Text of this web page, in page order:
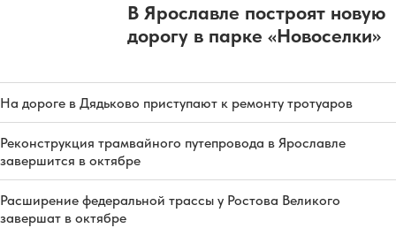
В Ярославле построят новую
дорогу в парке «Новоселки»
На дороге в Дядьково приступают к ремонту тротуаров
Реконструкция трамвайного путепровода в Ярославле
завершится в октябре
Расширение федеральной трассы у Ростова Великого
завершат в октябре